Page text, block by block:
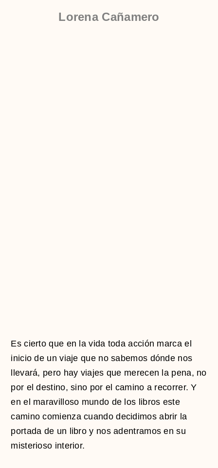
Lorena Cañamero
Es cierto que en la vida toda acción marca el
inicio de un viaje que no sabemos dónde nos
llevará, pero hay viajes que merecen la pena, no
por el destino, sino por el camino a recorrer. Y
en el maravilloso mundo de los libros este
camino comienza cuando decidimos abrir la
portada de un libro y nos adentramos en su
misterioso interior.